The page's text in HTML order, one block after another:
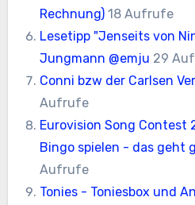
Rechnung) 18 Aufrufe
Lesetipp "Jenseits von
Jungmann @emju 29
Conni bzw der Carlsen
Aufrufe
Eurovision Song
Bingo spielen - das geht
Aufrufe
Tonies - Toniesbox und